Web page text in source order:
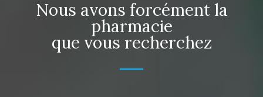
Nous avons forcément la
pharmacie
que vous recherchez